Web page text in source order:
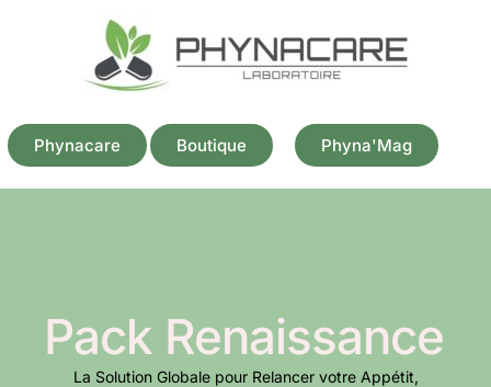
Phynacare Boutique Phyna'Mag
Pack Renaissance
La Solution Globale pour Relancer votre Appétit,